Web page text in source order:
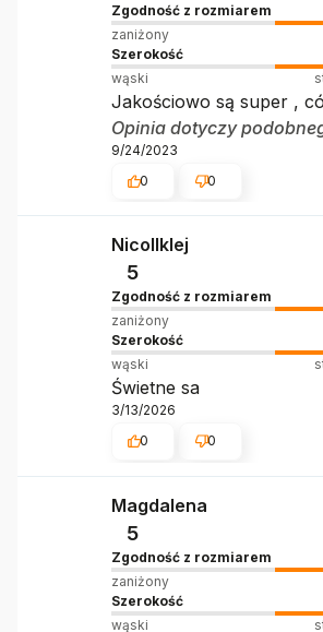
Zgodność z rozmiarem
zaniżony
Szerokość
wąski
Jakościowo są super ,
Opinia dotyczy
9/24/2023
0
0
Nicollklej
5
Zgodność z rozmiarem
zaniżony
Szerokość
wąski
Świetne sa
3/13/2026
0
0
Magdalena
5
Zgodność z rozmiarem
zaniżony
Szerokość
wąski